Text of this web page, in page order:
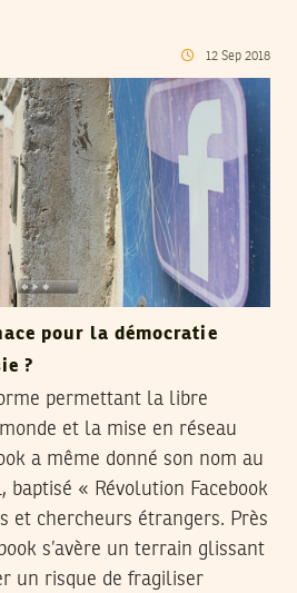
12 Sep 2018
pour la démocratie
?
permettant la libre
et la mise en réseau
a même donné son nom au
baptisé « Révolution Facebook
et chercheurs étrangers. Près
s’avère un terrain glissant
un risque de fragiliser